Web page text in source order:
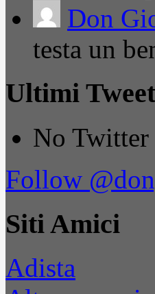
Don
testa un
Ultimi
No Twitter
Follow
Siti Amici
Adista